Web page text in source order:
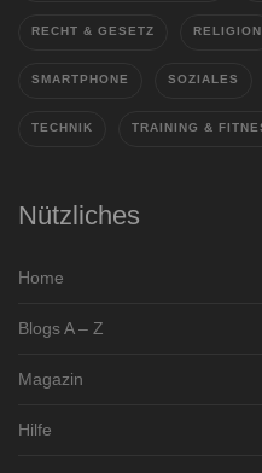
RECHT & GESETZ RELIGION
SMARTPHONE SOZIALES
TECHNIK TRAINING &
Nützliches
Home
Blogs A – Z
Magazin
Hilfe